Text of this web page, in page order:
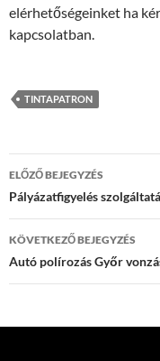
elérhetőségeinket ha
kapcsolatban.
TINTAPATRON
Bejegyzés
navigáció
ELŐZŐ BEJEGYZÉS
Pályázatfigyelés
KÖVETKEZŐ BEJEGYZÉS
Autó polírozás Győr